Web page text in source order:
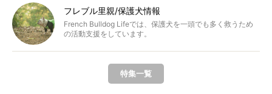
フレブル里親/保護犬情報
French Bulldog Lifeでは、保護犬を一頭でも多く救うため
の活動支援をしています。
特集一覧